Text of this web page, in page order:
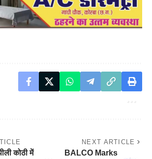
कोठी में
NEXT ARTICLE
BALCO Marks